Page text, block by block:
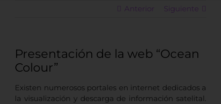
Anterior Siguiente
Presentación de la web “Ocean
Colour”
Existen numerosos portales en internet dedicados a
la visualización y descarga de información satelital.